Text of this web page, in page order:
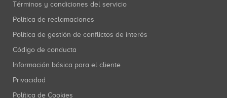
Términos y condiciones del servicio
Política de reclamaciones
Política de gestión de conflictos de interés
Código de conducta
Información básica para el cliente
Privacidad
Política de Cookies